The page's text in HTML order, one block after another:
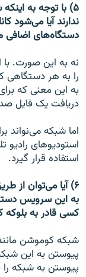
۵) با توجه به
ندارند آیا می‌شود
دستگاه‌های اضافی
نه به این صورت.
را به هر دستگاهی
به این معنی که
دریافت یک فایل
اما شبکه می‌نواند
استودیوهای رادیو
استفاده قرار گیرد.
۶) آیا می‌توان از
به این سرویس
کسی قادر به
شبکه کوموشن
پیوستن به این
پیوستن به شبکه را